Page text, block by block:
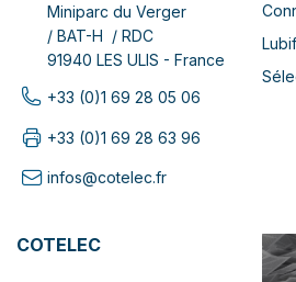
Miniparc du Verger
/ BAT-H / RDC
91940 LES ULIS - France
+33 (0)1 69 28 05 06
+33 (0)1 69 28 63 96
infos@cotelec.fr
COTELEC